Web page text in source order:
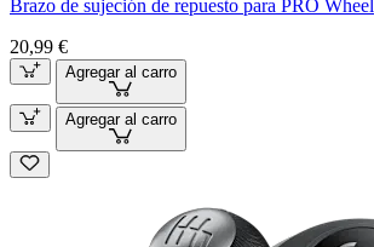
Brazo de sujeción de repuesto para PRO Wheel
20,99 €
Agregar al carro
Agregar al carro